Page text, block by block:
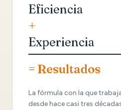
Eficiencia
+
Experiencia
= Resultados
La fórmula con la que
desde hace casi tres